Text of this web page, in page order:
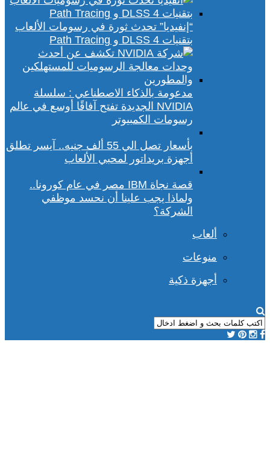
“إنفيديا” تحدث ثورة في رسومات الألعاب
بتقنيات DLSS 4 و Path Tracing
مدعومة بالذكاء الاصطناعي : سلسلة
NVIDIA الجديدة تفتح آفاقًا أوسع في عالم
رسومات الكمبيوتر
بأسعار تصل الي 55 ألف جنيه.. آيسر تطلق
أجهزة بريداتور لمحبي الألعاب
قصة نجاة IBM مصر في عام كورونا..
ولماذا يجب علينا أن نحسد موظفي
الشركة؟
ألعاب
منوعات
أجهزة ذكية